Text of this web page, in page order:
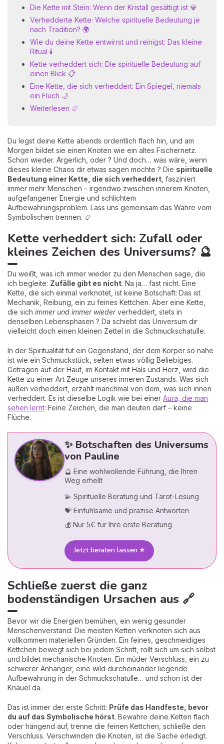
Die Kette mit Stein: Wenn der Kristall gesättigt ist 💎
Verhedderte Kette: Welche spirituelle Bedeutung je
nach Tradition? 🌍
Wie du deine Kette entwirrst und reinigst: Das kleine
Ritual 🕯️
Kette verheddert sich: Die spirituelle Bedeutung auf
einen Blick 📋
Eine Kette, die sich verheddert: Ein Spiegel, niemals
ein Fluch 🌙
Weiterlesen 📿
Du legst deine Kette abends ordentlich flach hin, und am
Morgen bildet sie einen Knoten wie ein altes Fischernetz.
Schon wieder. Ärgerlich, oder ? Und doch… was wäre, wenn
dieses kleine Chaos dir etwas sagen möchte ? Die spirituelle
Bedeutung einer Kette, die sich verheddert , fasziniert
immer mehr Menschen – irgendwo zwischen innerem Knoten,
aufgefangener Energie und schlichtem
Aufbewahrungsproblem. Lass uns gemeinsam das Wahre vom
Symbolischen trennen. 📿
Kette verheddert sich: Zufall oder
kleines Zeichen des Universums? 🔮
Du weißt, was ich immer wieder zu den Menschen sage, die
ich begleite: Zufälle gibt es nicht. Na ja… fast nicht. Eine
Kette, die sich einmal verknotet, ist keine Botschaft: Das ist
Mechanik, Reibung, ein zu feines Kettchen. Aber eine Kette,
die sich immer und immer wiederverheddert, stets in
denselben Lebensphasen ? Da schiebt das Universum dir
vielleicht doch einen kleinen Zettel in die Schmuckschatulle.
In der Spiritualität tut ein Gegenstand, der dem Körper so nahe
ist wie ein Schmuckstück, selten etwas völlig Beliebiges.
Getragen auf der Haut, im Kontakt mit Hals und Herz, wird die
Kette zu einer Art Zeuge unseres inneren Zustands. Was sich
außen verheddert, erzählt manchmal von dem, was sich innen
verheddert. Es ist dieselbe Logik wie bei einer Aura, die man
sehen lernt: Feine Zeichen, die man deuten darf – keine
Flüche.
✨ Botschaften des Universums
von Pauline
🔮 Eine wohlwollende Führung, die Ihren
Weg erhellt
💫 Spirituelle Beratung und Tarot-Lesung
💝 Einfühlsame und präzise Antworten
💰 Nur 5€ für Ihre erste Beratung
Jetzt beraten lassen ⭐
Schließe zuerst die ganz
bodenständigen Ursachen aus 🔗
Bevor wir die Energien bemühen, ein wenig gesunder
Menschenverstand: Die meisten Ketten verknoten sich aus
vollkommen materiellen Gründen. Ein feines, geschmeidiges
Kettchen bewegt sich bei jedem Schritt, rollt sich um sich selbst
und bildet mechanische Knoten. Ein müder Verschluss, ein zu
schwerer Anhänger, eine wild durcheinander liegende
Aufbewahrung in der Schmuckschatulle… und schon ist der
Knäuel da.
Das ist immer der erste Schritt: Prüfe das Handfeste, bevor
du auf das Symbolische hörst. Bewahre deine Ketten flach
oder hängend auf, trenne die feinen Kettchen, schließe den
Verschluss. Verschwinden die Knoten, ist die Sache erledigt.